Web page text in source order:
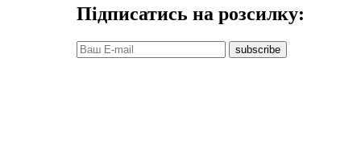
Підписатись на розсилку:
subscribe